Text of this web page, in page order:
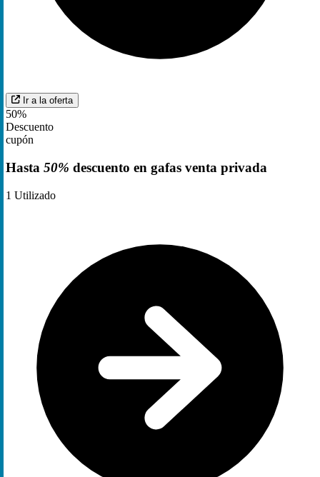
Ir a la oferta
50%
Descuento
cupón
Hasta 50% descuento en gafas venta privada
1 Utilizado